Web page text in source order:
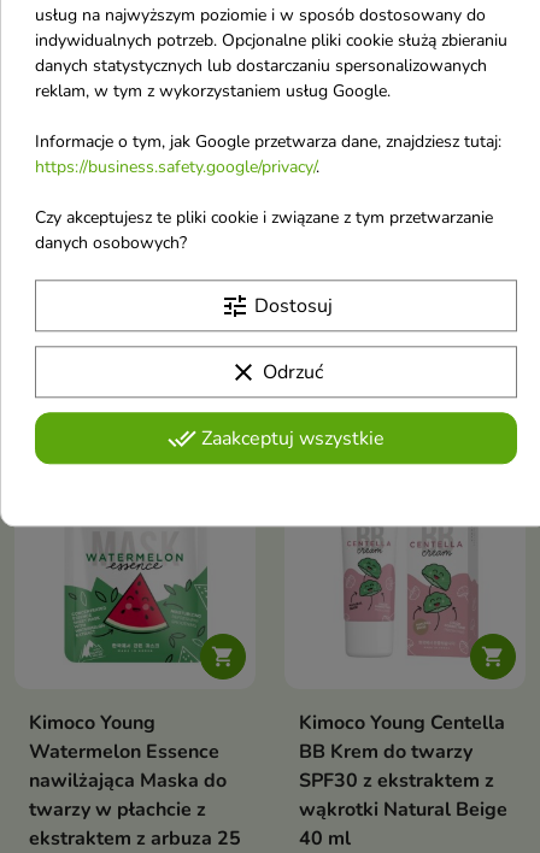

Kimoco Young
Płatki pod oczy z
ekstraktami z arbuza i
aloesu 10 sztuk
Nawilżająco-odświeżające płatki
pod oczy z arbuzem i aloesem (8
odświeżyć i rozświetlić skórę
pod oczami. Dzięki lekkiej
formule skóra staje się bardziej
promienna i wypoczęta
5,75 £
Kimoco Young
nawilżająca Maska do
ekstraktem z truskawki
25 ml
Regenerująca maska w płachcie
z ekstraktem z truskawki to
regenerację, nawilżenie i
odżywienie skóry. Dzięki
bogactwu ekstraktów roślinnych
2,77 £

Kimoco Young
Watermelon Essence
nawilżająca Maska do
twarzy w płachcie z
ekstraktem z arbuza 25
-4,00 £ TOPDEAL

Kimoco Young Centella
BB Krem do twarzy
SPF30 z ekstraktem z
wąkrotki Natural Beige
40 ml
usług na najwyższym poziomie i w sposób dostosowany do
indywidualnych potrzeb. Opcjonalne pliki cookie służą zbieraniu
danych statystycznych lub dostarczaniu spersonalizowanych
reklam, w tym z wykorzystaniem usług Google.
Informacje o tym, jak Google przetwarza dane, znajdziesz tutaj:
https://business.safety.google/privacy/.
Czy akceptujesz te pliki cookie i związane z tym przetwarzanie
danych osobowych?
tune Dostosuj
clear Odrzuć
done_allZaakceptuj wszystkie